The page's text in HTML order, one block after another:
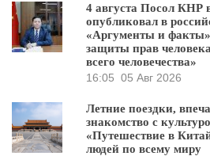
4 августа Посол
опубликовал в
«Аргументы и факты»
защиты прав
всего человечества»
16:05 05 Авг 2026
Летние поездки,
знакомство с
«Путешествие в
людей по всему миру